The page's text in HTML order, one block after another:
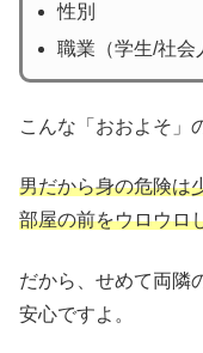
性別
職業（学生/社会
こんな「おおよそ」
男だから身の危険は
部屋の前をウロウロ
だから、せめて両隣
安心ですよ。